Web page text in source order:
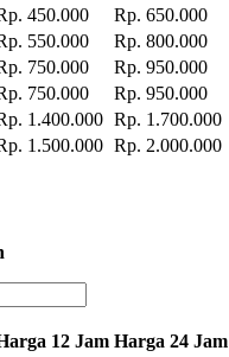
450.000
Rp. 650.000
550.000
Rp. 800.000
750.000
Rp. 950.000
750.000
Rp. 950.000
1.400.000 Rp. 1.700.000
1.500.000 Rp. 2.000.000
12 Jam Harga 24 Jam